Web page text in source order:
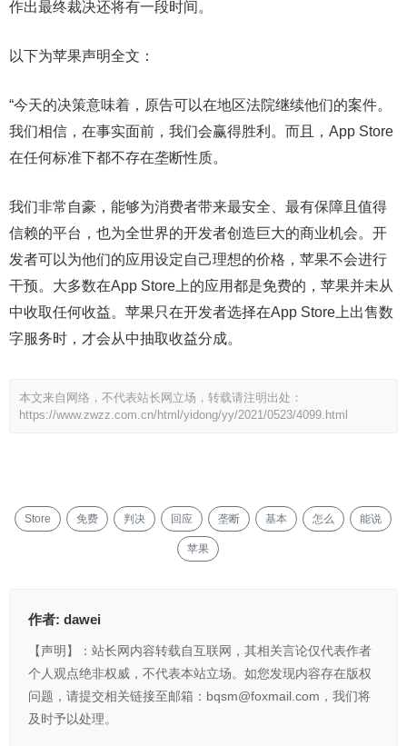
作出最终裁决还将有一段时间。
以下为苹果声明全文：
“今天的决策意味着，原告可以在地区法院继续他们的案件。
我们相信，在事实面前，我们会赢得胜利。而且，App Store
在任何标准下都不存在垄断性质。
我们非常自豪，能够为消费者带来最安全、最有保障且值得
信赖的平台，也为全世界的开发者创造巨大的商业机会。开
发者可以为他们的应用设定自己理想的价格，苹果不会进行
干预。大多数在App Store上的应用都是免费的，苹果并未从
中收取任何收益。苹果只在开发者选择在App Store上出售数
字服务时，才会从中抽取收益分成。
本文来自网络，不代表站长网立场，转载请注明出处：
https://www.zwzz.com.cn/html/yidong/yy/2021/0523/4099.html
Store 免费 判决 回应 垄断 基本 怎么 能说
苹果
作者: dawei
【声明】：站长网内容转载自互联网，其相关言论仅代表作者
个人观点绝非权威，不代表本站立场。如您发现内容存在版权
问题，请提交相关链接至邮箱：bqsm@foxmail.com，我们将
及时予以处理。